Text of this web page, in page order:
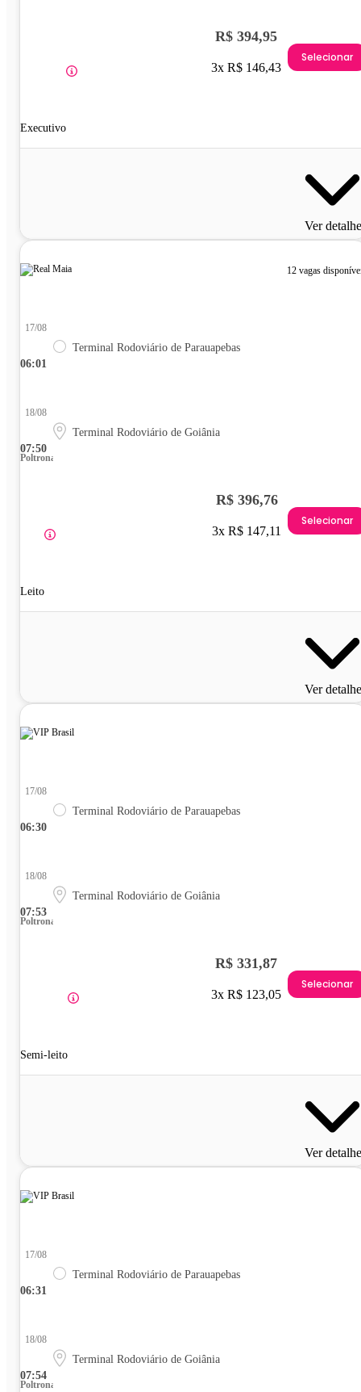
Executivo
R$ 394,95
3x R$ 146,43
Selecionar
Ver
12 vagas
06:01
17/08
Terminal Rodoviário de Parauapebas
07:50
18/08
Terminal Rodoviário de Goiânia
Poltrona
Leito
R$ 396,76
3x R$ 147,11
Selecionar
Ver
06:30
17/08
Terminal Rodoviário de Parauapebas
07:53
18/08
Terminal Rodoviário de Goiânia
Poltrona
Semi-leito
R$ 331,87
3x R$ 123,05
Selecionar
Ver
06:31
17/08
Terminal Rodoviário de Parauapebas
07:54
18/08
Terminal Rodoviário de Goiânia
Poltrona